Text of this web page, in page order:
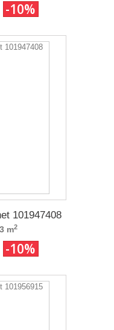
-10%
101947408
m2
-10%